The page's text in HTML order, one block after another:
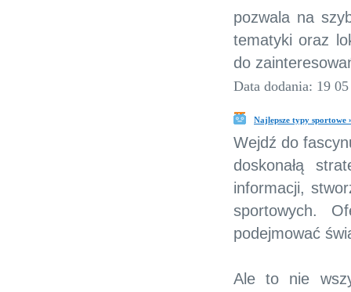
pozwala na
tematyki oraz
do
Data dodania: 19
Najlepsze typy sportowe
Wejdź do
doskonałą
informacji,
sportowych.
podejmować
Ale to nie